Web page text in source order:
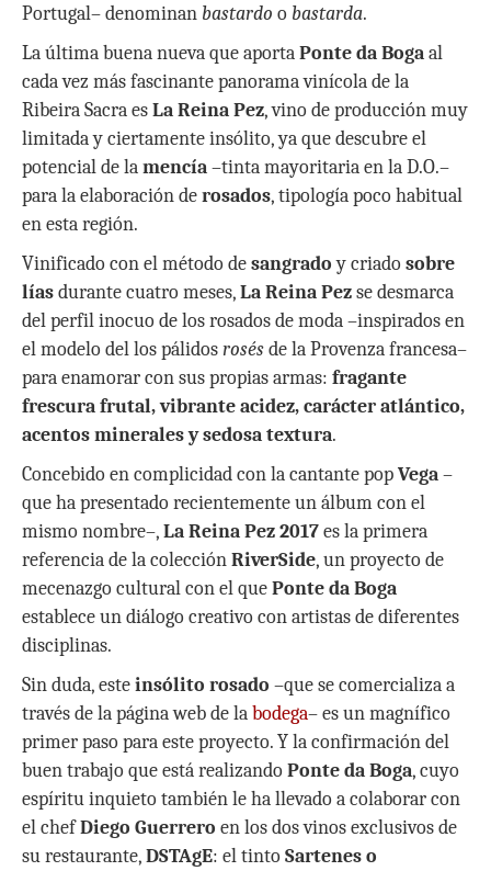
Portugal– denominan bastardo o bastarda.
La última buena nueva que aportaPonte da Bogaal
cada vez más fascinante panorama vinícola de la
Ribeira Sacra esLa Reina Pez, vino de producción muy
limitada y ciertamente insólito, ya que descubre el
potencial de lamencía–tinta mayoritaria en la D.O.–
para la elaboración derosados, tipología poco habitual
en esta región.
Vinificado con el método desangradoy criadosobre
líasdurante cuatro meses,La Reina Pezse desmarca
del perfil inocuo de los rosados de moda –inspirados en
el modelo del los pálidosrosésde la Provenza francesa–
para enamorar con sus propias armas: fragante
frescura frutal, vibrante acidez, carácter atlántico,
acentos minerales y sedosa textura.
Concebido en complicidad con la cantante popVega–
que ha presentado recientemente un álbum con el
mismo nombre–,La Reina Pez 2017es la primera
referencia de la colecciónRiverSide, un proyecto de
mecenazgo cultural con el quePonte da Boga
establece un diálogo creativo con artistas de diferentes
disciplinas.
Sin duda, esteinsólito rosado –que se comercializa a
través de la página web de labodega– es un magnífico
primer paso para este proyecto. Y la confirmación del
buen trabajo que está realizandoPonte da Boga, cuyo
espíritu inquieto también le ha llevado a colaborar con
el chefDiego Guerrero en los dos vinos exclusivos de
su restaurante,DSTAgE: el tintoSartenes o